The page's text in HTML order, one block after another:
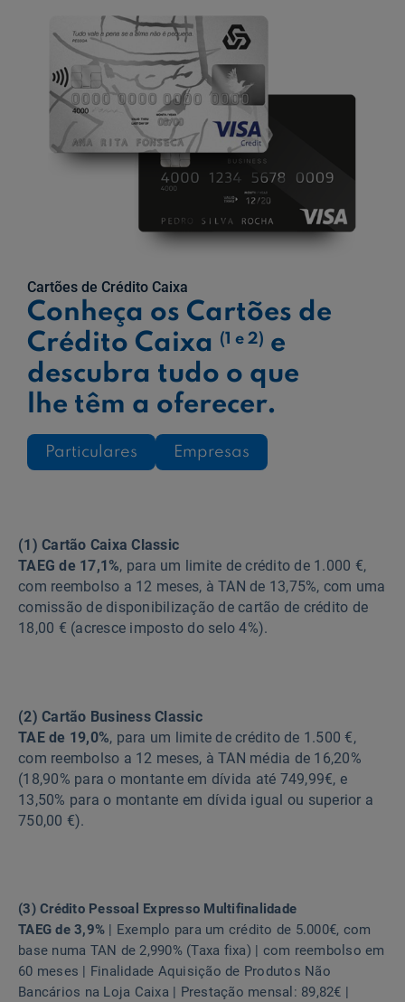
Cartões de Crédito Caixa
Conheça os Cartões de
Crédito Caixa (1 e 2) e
descubra tudo o que
lhe têm a oferecer.
Particulares Empresas
(1) Cartão Caixa Classic
TAEG de 17,1%, para um limite de crédito de 1.000 €,
com reembolso a 12 meses, à TAN de 13,75%, com uma
comissão de disponibilização de cartão de crédito de
18,00 € (acresce imposto do selo 4%).
(2) Cartão Business Classic
TAE de 19,0%, para um limite de crédito de 1.500 €,
com reembolso a 12 meses, à TAN média de 16,20%
(18,90% para o montante em dívida até 749,99€, e
13,50% para o montante em dívida igual ou superior a
750,00 €).
(3) Crédito Pessoal Expresso Multifinalidade
TAEG de 3,9% | Exemplo para um crédito de 5.000€, com
base numa TAN de 2,990% (Taxa fixa) | com reembolso em
60 meses | Finalidade Aquisição de Produtos Não
Bancários na Loja Caixa | Prestação mensal: 89,82€ |